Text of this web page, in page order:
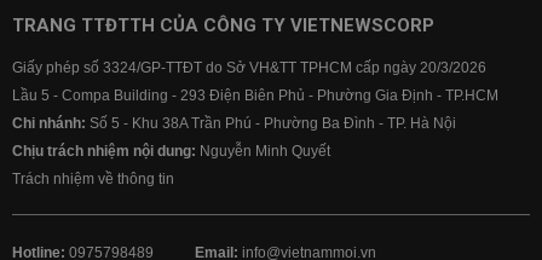
TRANG TTĐTTH CỦA CÔNG TY VIETNEWSCORP
Giấy phép số 3324/GP-TTĐT do Sở VH&TT TPHCM cấp ngày 20/3/2026
Lầu 5 - Compa Building - 293 Điện Biên Phủ - Phường Gia Định - TP.HCM
Chi nhánh: Số 5 - Khu 38A Trần Phú - Phường Ba Đình - TP. Hà Nội
Chịu trách nhiệm nội dung: Nguyễn Minh Quyết
Trách nhiệm về thông tin
Hotline: 0975798489 Email: info@vietnammoi.vn